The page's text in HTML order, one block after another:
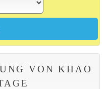
VON KHAO